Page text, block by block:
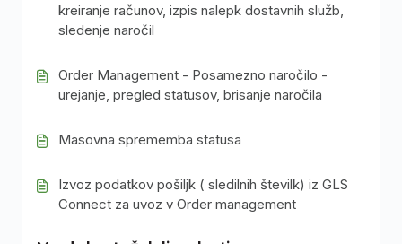
kreiranje računov, izpis nalepk dostavnih služb,
sledenje naročil
Order Management - Posamezno naročilo -
urejanje, pregled statusov, brisanje naročila
Masovna sprememba statusa
Izvoz podatkov pošiljk ( sledilnih številk) iz GLS
Connect za uvoz v Order management